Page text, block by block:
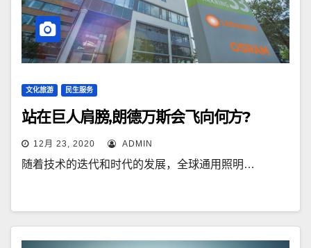
文化旅游 民生服务
站在巨人肩膀,朗德万斯会飞向何方?
12月 23, 2020 ADMIN
随着技术的迭代和时代的发展，全球通用照明…